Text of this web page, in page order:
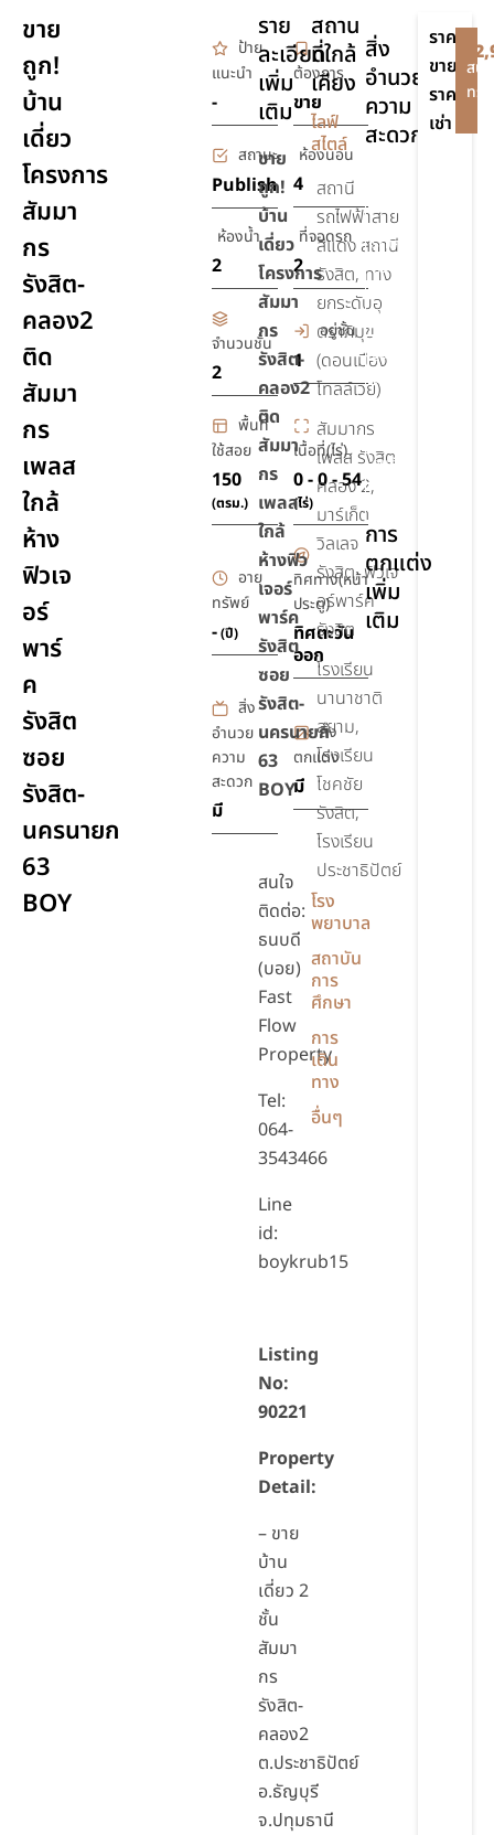
ขาย
ถูก!
บ้าน
เดี่ยว
โครงการ
สัมมา
กร
รังสิต-
คลอง2
ติด
สัมมา
กร
เพลส
ใกล้
ห้าง
ฟิวเจ
อร์
พาร์
ค
รังสิต
ซอย
รังสิต-
นครนายก
63
BOY
ป้าย
แนะนำ
-
ต้องการ
ขาย
สถานะ
Publish
ห้องนอน
4
ห้องน้ำ
2
ที่จอดรถ
2
จำนวนชั้น
2
อยู่ชั้น
1
พื้นที่
ใช้สอย
150
(ตรม.)
เนื้อที่(ไร่)
0 - 0 - 54
(ไร่)
อายุ
ทรัพย์
-(ปี)
ทิศทาง(หน้า
ประตู)
ทิศตะวัน
ออก
สิ่ง
อำนวย
ความ
สะดวก
มี
สิ่ง
ตกแต่ง
มี
ราย
ละเอียด
เพิ่ม
เติม
ขาย
ถูก!
บ้าน
เดี่ยว
โครงการ
สัมมา
กร
รังสิต-
คลอง2
ติด
สัมมา
กร
เพลส
ใกล้
ห้างฟิว
เจอร์
พาร์ค
รังสิต
ซอย
รังสิต-
นครนายก
63
BOY
สนใจ
ติดต่อ:
ธนบดี
(บอย)
Fast
Flow
Property
Tel:
064-
3543466
Line
id:
boykrub15
Listing
No:
90221
Property
Detail:
– ขาย
บ้าน
เดี่ยว 2
ชั้น
สัมมา
กร
รังสิต-
คลอง2
ต.ประชาธิปัตย์
อ.ธัญบุรี
จ.ปทุมธานี
สถาน
ที่ใกล้
เคียง
ไลฟ์
สไตล์
สถานี
รถไฟฟ้าสาย
สีแดง สถานี
รังสิต, ทาง
ยกระดับอุ
ตราภิมุข
(ดอนเมือง
โทลล์เวย์)
สัมมากร
เพลส รังสิต
คลอง 2,
มาร์เก็ต
วิลเลจ
รังสิต, ฟิวเจ
อร์พาร์ค
รังสิต
โรงเรียน
นานาชาติ
สยาม,
โรงเรียน
โชคชัย
รังสิต,
โรงเรียน
ประชาธิปัตย์
โรง
พยาบาล
สถาบัน
การ
ศึกษา
การ
เดิน
ทาง
อื่นๆ
สิ่ง
อำนวย
ความ
สะดวก
รักษา
ความ
24 ชม.
ชุด
เครื่อง
ครัว
ชุด
สุขภัณฑ์
ยิม,ฟิตเนส
การ
ตกแต่ง
เพิ่ม
เติม
ราคา
ขาย
฿
ราคา
เช่า
สน
ทรั